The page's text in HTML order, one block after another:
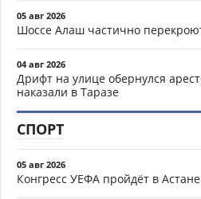
05 авг 2026
Шоссе Алаш частично
04 авг 2026
Дрифт на улице обернулся
наказали в Таразе
СПОРТ
05 авг 2026
Конгресс УЕФА пройдёт в